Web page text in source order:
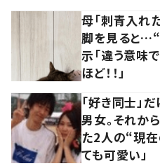
母「刺青入れ
脚を見ると
示「違う意味で
ほど！！」
「好き同士」
男女。それか
た2人の“現
ても可愛い」